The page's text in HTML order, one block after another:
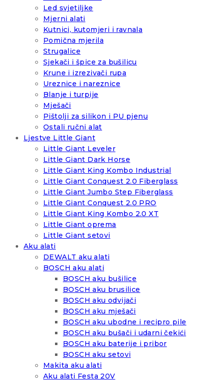
Led svjetiljke
Mjerni alati
Kutnici, kutomjeri i ravnala
Pomična mjerila
Strugalice
Sjekači i špice za bušilicu
Krune i izrezivači rupa
Ureznice i nareznice
Blanje i turpije
Mješači
Pištolji za silikon i PU pjenu
Ostali ručni alat
Ljestve Little Giant
Little Giant Leveler
Little Giant Dark Horse
Little Giant King Kombo Industrial
Little Giant Conquest 2.0 Fiberglass
Little Giant Jumbo Step Fiberglass
Little Giant Conquest 2.0 PRO
Little Giant King Kombo 2.0 XT
Little Giant oprema
Little Giant setovi
Aku alati
DEWALT aku alati
BOSCH aku alati
BOSCH aku bušilice
BOSCH aku brusilice
BOSCH aku odvijači
BOSCH aku mješači
BOSCH aku ubodne i recipro pile
BOSCH aku bušači i udarni čekići
BOSCH aku baterije i pribor
BOSCH aku setovi
Makita aku alati
Aku alati Festa 20V